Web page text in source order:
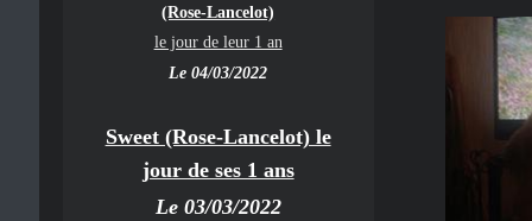
(Rose-Lancelot)
le jour de leur 1 an
Le 04/03/2022
Sweet (Rose-Lancelot) le
jour de ses 1 ans
Le 03/03/2022